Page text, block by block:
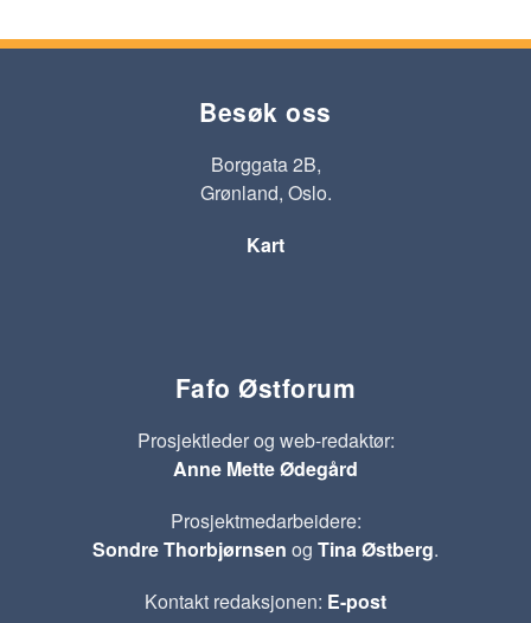
Besøk oss
Borggata 2B,
Grønland, Oslo.
Kart
Fafo Østforum
Prosjektleder og web-redaktør:
Anne Mette Ødegård
Prosjektmedarbeidere:
Sondre Thorbjørnsen og Tina Østberg.
Kontakt redaksjonen: E-post